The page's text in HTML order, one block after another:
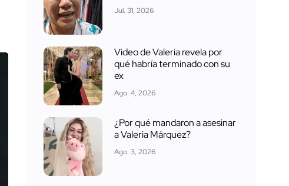
Jul. 31, 2026
Video de Valeria revela por
qué habría terminado con su
ex
Ago. 4, 2026
¿Por qué mandaron a asesinar
a Valeria Márquez?
Ago. 3, 2026